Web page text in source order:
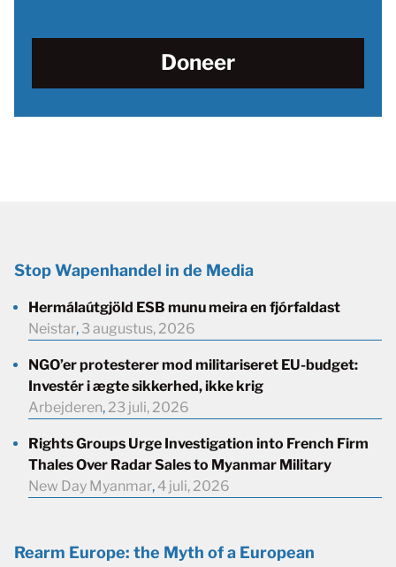
Doneer
Stop Wapenhandel in de Media
Hermálaútgjöld ESB munu meira en fjórfaldast
Neistar, 3 augustus, 2026
NGO’er protesterer mod militariseret EU-budget:
Investér i ægte sikkerhed, ikke krig
Arbejderen, 23 juli, 2026
Rights Groups Urge Investigation into French Firm
Thales Over Radar Sales to Myanmar Military
New Day Myanmar, 4 juli, 2026
Rearm Europe: the Myth of a European